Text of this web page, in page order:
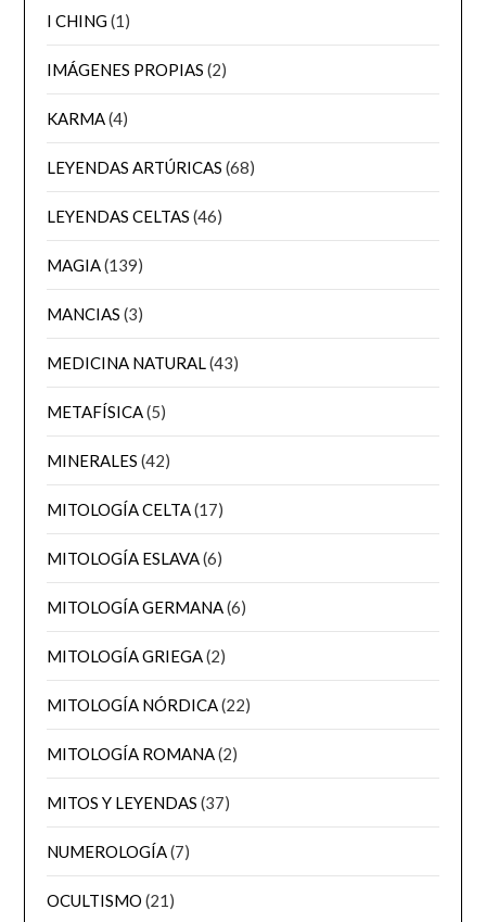
I CHING(1)
IMÁGENES PROPIAS (2)
KARMA(4)
LEYENDAS ARTÚRICAS (68)
LEYENDAS CELTAS (46)
MAGIA(139)
MANCIAS (3)
MEDICINA NATURAL(43)
METAFÍSICA(5)
MINERALES (42)
MITOLOGÍA CELTA(17)
MITOLOGÍA ESLAVA(6)
MITOLOGÍA GERMANA(6)
MITOLOGÍA GRIEGA(2)
MITOLOGÍA NÓRDICA(22)
MITOLOGÍA ROMANA(2)
MITOS Y LEYENDAS (37)
NUMEROLOGÍA(7)
OCULTISMO (21)